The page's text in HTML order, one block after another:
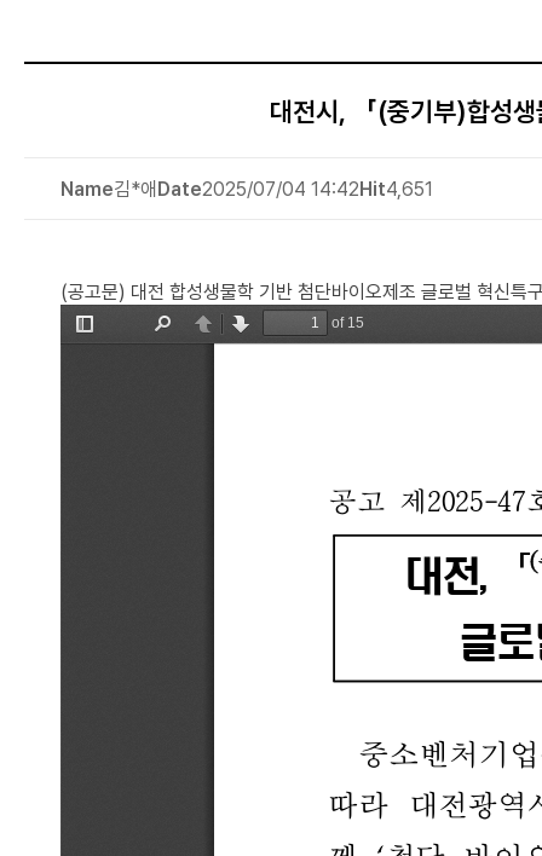
대전시, 「(중기부)합성
Name김*애 Date2025/07/04 14:42Hit4,651
(공고문) 대전 합성생물학 기반 첨단바이오제조 글로벌 혁신